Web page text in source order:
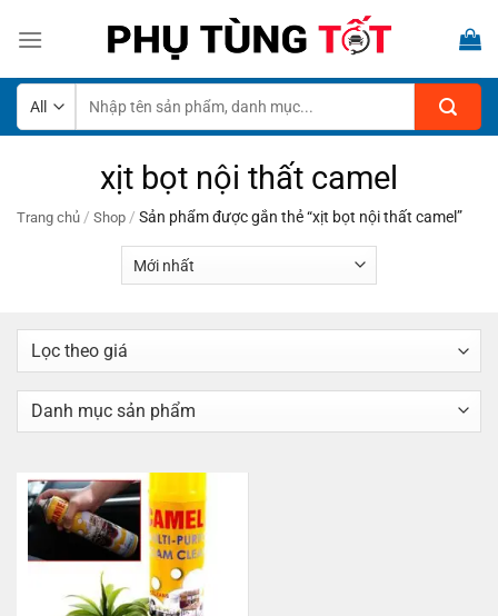
kiếm:
xịt bọt nội thất camel
Trang chủ / Shop / Sản phẩm được gắn thẻ “xịt bọt nội thất camel”